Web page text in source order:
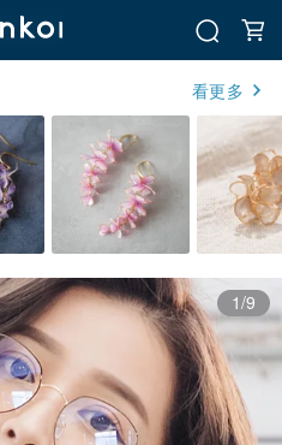
看更多
1/9